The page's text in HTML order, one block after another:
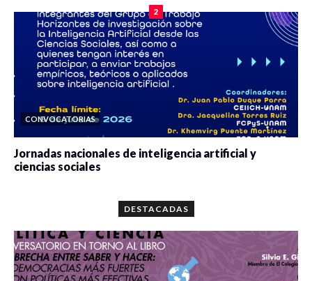
2
CONVOCATORIAS
Jornadas nacionales de inteligencia artificial y
ciencias sociales
DESTACADAS